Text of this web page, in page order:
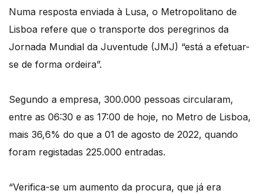
Numa resposta enviada à Lusa, o Metropolitano de
Lisboa refere que o transporte dos peregrinos da
Jornada Mundial da Juventude (JMJ) “está a efetuar-
se de forma ordeira”.
Segundo a empresa, 300.000 pessoas circularam,
entre as 06:30 e as 17:00 de hoje, no Metro de Lisboa,
mais 36,6% do que a 01 de agosto de 2022, quando
foram registadas 225.000 entradas.
“Verifica-se um aumento da procura, que já era